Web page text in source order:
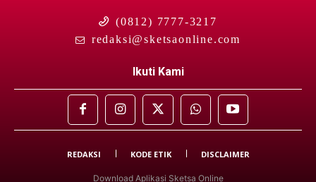
(0812) 7777-3217
redaksi@sketsaonline.com
Ikuti Kami
REDAKSI KODE ETIK DISCLAIMER
Download Aplikasi Sketsa Online